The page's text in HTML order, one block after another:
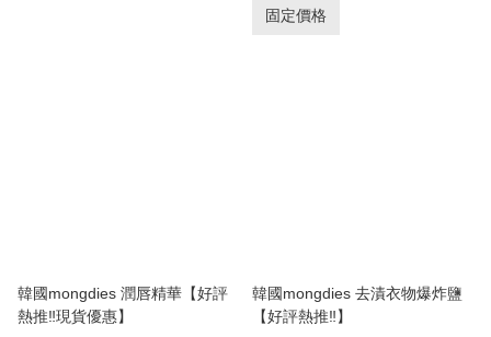
固定價格
韓國mongdies 潤唇精華【好評
熱推‼️現貨優惠】
韓國mongdies 去漬衣物爆炸鹽
【好評熱推‼️】